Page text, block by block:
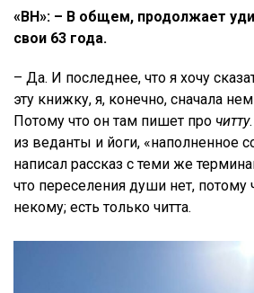
«ВН»: – В общем, продолжает
свои 63 года.
– Да. И последнее, что я хочу
эту книжку, я, конечно, сначала
Потому что он там пишет про читту
из веданты и йоги, «наполненное
написал рассказ с теми же
что переселения души нет, потому
некому; есть только читта.